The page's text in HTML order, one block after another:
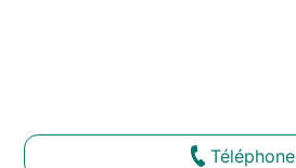
Téléphone